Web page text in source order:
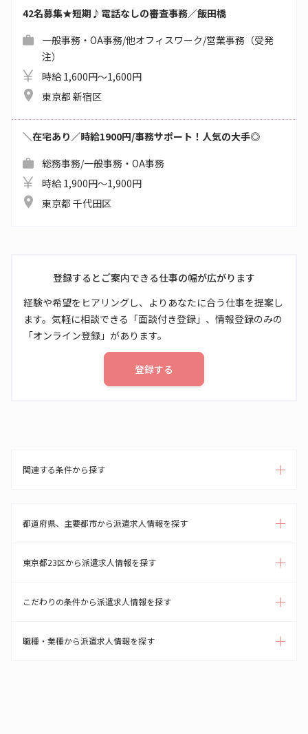
42名募集★短期♪電話なしの審査事務／飯田橋
一般事務・OA事務/他オフィスワーク/営業事務（受発
注）
時給 1,600円～1,600円
東京都 新宿区
＼在宅あり／時給1900円/事務サポート！人気の大手◎
総務事務/一般事務・OA事務
時給 1,900円～1,900円
東京都 千代田区
登録するとご案内できる仕事の幅が広がります
経験や希望をヒアリングし、よりあなたに合う仕事を提案し
ます。気軽に相談できる「面談付き登録」、情報登録のみの
「オンライン登録」があります。
登録する
関連する条件から探す
都道府県、主要都市から派遣求人情報を探す
東京都23区から派遣求人情報を探す
こだわりの条件から派遣求人情報を探す
職種・業種から派遣求人情報を探す